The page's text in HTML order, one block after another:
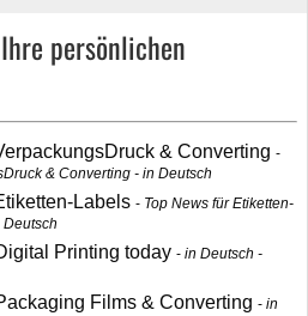
persönlichen
& Converting
& Converting - in Deutsch
Labels
Top News für Etiketten-
Printing today
in Deutsch -
Films & Converting
in